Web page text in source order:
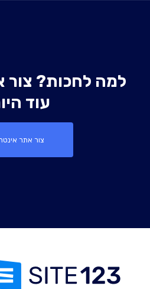
למה לחכות? צור
עוד
צור אתר